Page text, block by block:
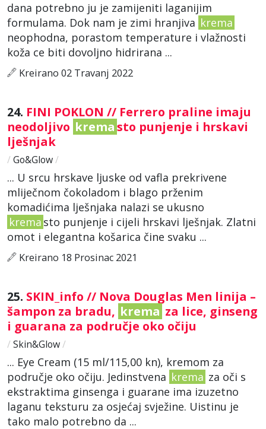
dana potrebno ju je zamijeniti laganijim
formulama. Dok nam je zimi hranjiva krema
neophodna, porastom temperature i vlažnosti
koža ce biti dovoljno hidrirana ...
Kreirano 02 Travanj 2022
24. FINI POKLON // Ferrero praline imaju
neodoljivo kremasto punjenje i hrskavi
lješnjak
/ Go&Glow/
... U srcu hrskave ljuske od vafla prekrivene
mliječnom čokoladom i blago prženim
komadićima lješnjaka nalazi se ukusno
krema sto punjenje i cijeli hrskavi lješnjak. Zlatni
omot i elegantna košarica čine svaku ...
Kreirano 18 Prosinac 2021
25. SKIN_info // Nova Douglas Men linija –
šampon za bradu, krema za lice, ginseng
i guarana za područje oko očiju
/ Skin&Glow/
... Eye Cream (15 ml/115,00 kn), kremom za
područje oko očiju. Jedinstvena krema za oči s
ekstraktima ginsenga i guarane ima izuzetno
laganu teksturu za osjećaj svježine. Uistinu je
tako malo potrebno da ...